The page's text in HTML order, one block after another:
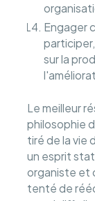
Engager
sur la
Le meilleur
philosophie
tiré de la vie
un esprit
organiste et
tenté de